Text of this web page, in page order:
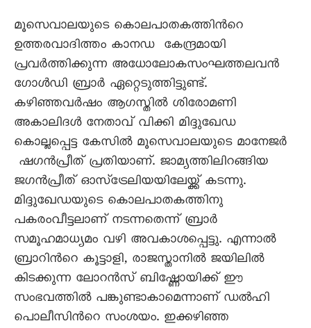
മൂസെവാലയുടെ കൊലപാതകത്തിന്‍റെ
ഉത്തരവാദിത്തം കാനഡ കേന്ദ്രമായി
പ്രവര്‍ത്തിക്കുന്ന അധോലോകസംഘത്തലവന്‍
ഗോള്‍ഡി ബ്രാര്‍ ഏറ്റെടുത്തിട്ടുണ്ട്.
കഴിഞ്ഞവര്‍ഷം ആഗസ്തില്‍ ശിരോമണി
അകാലിദള്‍ നേതാവ് വിക്കി മിദ്ദുഖേഡ
കൊല്ലപ്പെട്ട കേസില്‍ മൂസെവാലയുടെ മാനേജര്‍
ഷഗന്‍പ്രീത് പ്രതിയാണ്. ജാമ്യത്തിലിറങ്ങിയ
ജഗന്‍പ്രീത് ഓസ്ട്രേലിയയിലേയ്ക്ക് കടന്നു.
മിദ്ദുഖേഡയുടെ കൊലപാതകത്തിനു
പകരംവീട്ടലാണ് നടന്നതെന്ന് ബ്രാര്‍
സമൂഹമാധ്യമം വഴി അവകാശപ്പെട്ടു. എന്നാല്‍
ബ്രാറിന്‍റെ കൂട്ടാളി, രാജസ്താനില്‍ ജയിലില്‍
കിടക്കുന്ന ലോറന്‍സ് ബിഷ്ണോയിക്ക് ഈ
സംഭവത്തില്‍ പങ്കുണ്ടാകാമെന്നാണ് ഡല്‍ഹി
പൊലീസിന്‍റെ സംശയം. ഇക്കഴിഞ്ഞ